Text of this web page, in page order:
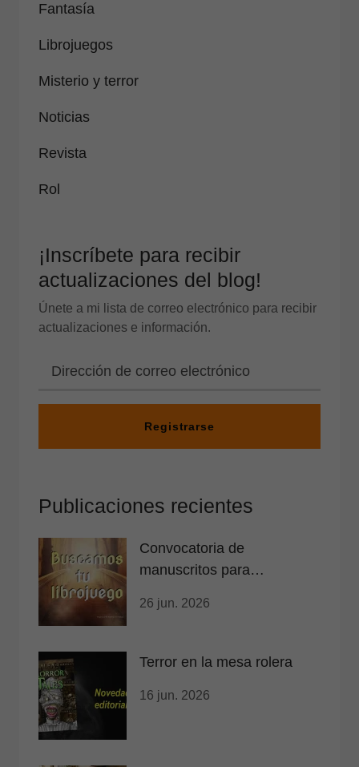
Fantasía
Librojuegos
Misterio y terror
Noticias
Revista
Rol
¡Inscríbete para recibir
actualizaciones del blog!
Únete a mi lista de correo electrónico para recibir
actualizaciones e información.
Registrarse
Publicaciones recientes
Convocatoria de
manuscritos para
26 jun. 2026
Terror en la mesa rolera
16 jun. 2026